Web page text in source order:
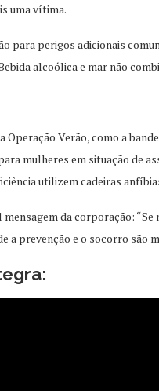
uma vítima.
para perigos adicionais
alcoólica e mar não
Verão, como a
mulheres em situação de
utilizem cadeiras
da corporação:
a prevenção e o socorro são